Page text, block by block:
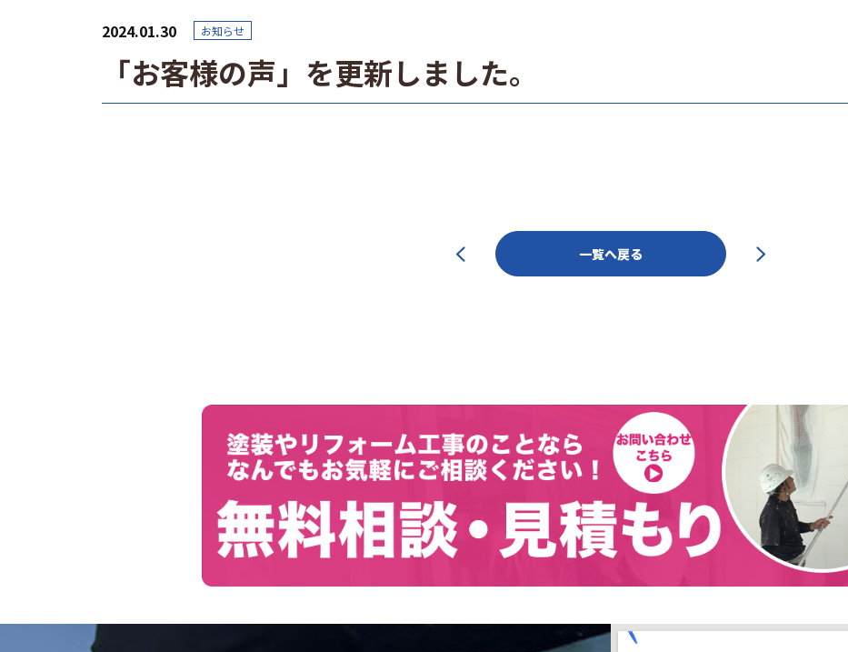
「お客様の声」を更新しました。
2024.01.30 お知らせ
一覧へ戻る